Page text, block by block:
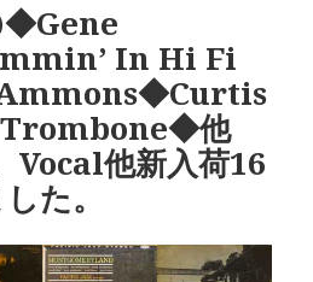
ー
In Hi Fi
他
Vocal他新入荷16
た。